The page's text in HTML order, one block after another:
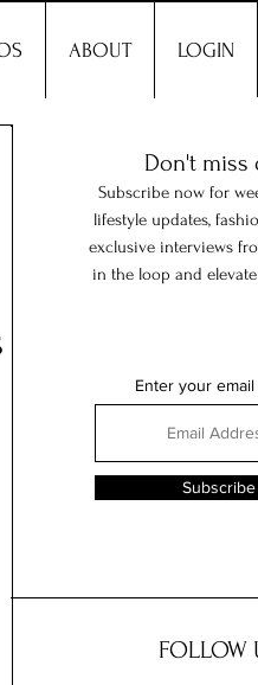
ABOUT LOGIN
Don't miss
Subscribe now for
lifestyle updates,
exclusive interviews
in the loop and
Enter your
Subscribe
FOLLOW